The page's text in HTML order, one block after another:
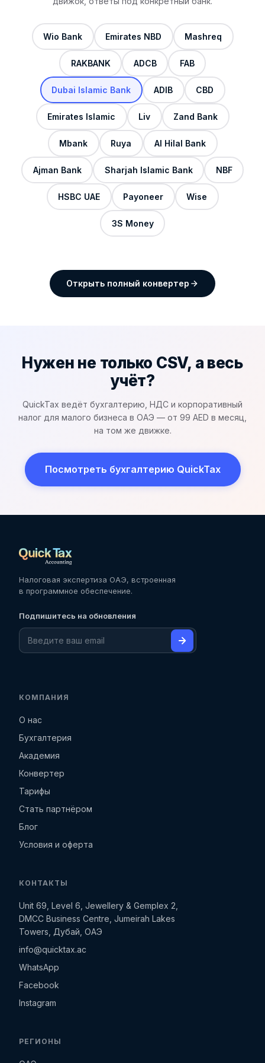
Wio Bank Emirates NBD Mashreq
RAKBANK ADCB FAB
Dubai Islamic Bank ADIB CBD
Emirates Islamic Liv Zand Bank
Mbank Ruya Al Hilal Bank
Ajman Bank Sharjah Islamic Bank NBF
HSBC UAE Payoneer Wise
3S Money
Открыть полный конвертер
Нужен не только CSV, а весь
учёт?
QuickTax ведёт бухгалтерию, НДС и корпоративный
налог для малого бизнеса в ОАЭ — от 99 AED в месяц,
на том же движке.
Посмотреть бухгалтерию QuickTax
Налоговая экспертиза ОАЭ, встроенная
в программное обеспечение.
Подпишитесь на обновления
КОМПАНИЯ
О нас
Бухгалтерия
Академия
Конвертер
Тарифы
Стать партнёром
Блог
Условия и оферта
КОНТАКТЫ
Unit 69, Level 6, Jewellery & Gemplex 2,
DMCC Business Centre, Jumeirah Lakes
Towers, Дубай, ОАЭ
info@quicktax.ac
WhatsApp
Facebook
Instagram
РЕГИОНЫ